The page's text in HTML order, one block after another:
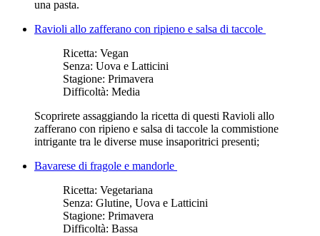
una pasta.
Ravioli allo zafferano con ripieno e salsa di taccole
Ricetta: Vegan
Senza: Uova e Latticini
Stagione: Primavera
Difficoltà: Media
Scoprirete assaggiando la ricetta di questi Ravioli allo
zafferano con ripieno e salsa di taccole la commistione
intrigante tra le diverse muse insaporitrici presenti;
Bavarese di fragole e mandorle
Ricetta: Vegetariana
Senza: Glutine, Uova e Latticini
Stagione: Primavera
Difficoltà: Bassa